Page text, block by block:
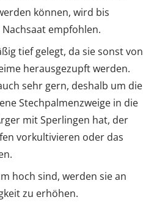
können, wird bis
empfohlen.
tief gelegt, da sie sonst von
herausgezupft werden.
sehr gern, deshalb um die
Stechpalmenzweige in die
mit Sperlingen hat, der
vorkultivieren oder das
hoch sind, werden sie an
zu erhöhen.